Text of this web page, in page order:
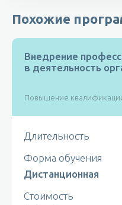
- 8 разделов, 22
- Домашнее задание
Похожие
Внедрение
в деятельность
Повышение
Длительность
Форма обучения
Дистанционная
Стоимость